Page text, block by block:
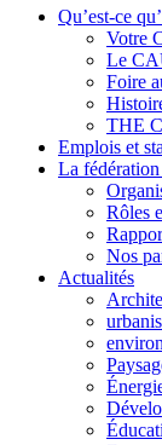
Qu’est-ce
Votre
Le
Foire
THE
Emplois et
La
Rôles
Nos
Actualités